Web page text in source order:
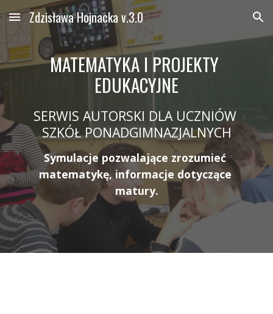
Skip to main content Skip to navigation
Zdzisława Hojnacka v.3.0
MATEMATYKA I PROJEKTY
EDUKACYJNE
SERWIS AUTORSKI DLA UCZNIÓW
SZKÓŁ PONADGIMNAZJALNYCH
Symulacje pozwalające zrozumieć
matematykę, informacje dotyczące
matury.